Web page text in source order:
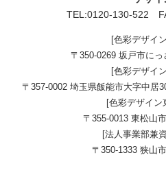
TEL:0120-130-522
[色彩デザイ
〒350-0269 坂戸市に
[色彩デザイ
〒357-0002 埼玉県飯能市大字中居
[色彩デザイン
〒355-0013 東松山
[法人事業部兼
〒350-1333 狭山